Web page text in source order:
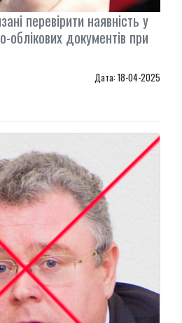
перевірити наявність у
облікових документів при
Дата: 18-04-2025